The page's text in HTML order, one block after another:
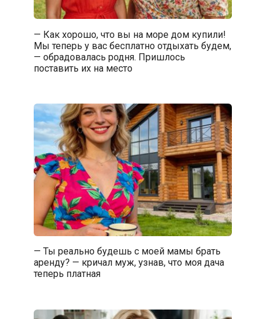
— Как хорошо, что вы на море дом купили!
Мы теперь у вас бесплатно отдыхать будем,
— обрадовалась родня. Пришлось
поставить их на место
— Ты реально будешь с моей мамы брать
аренду? — кричал муж, узнав, что моя дача
теперь платная